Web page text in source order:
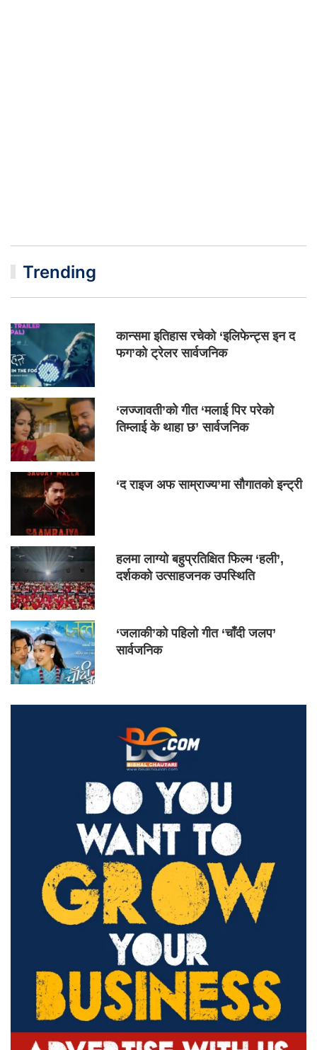
Trending
कान्समा इतिहास रचेको ‘इलिफेन्ट्स इन द
फग’को ट्रेलर सार्वजनिक
‘लज्जावती’को गीत ‘मलाई पिर परेको
तिम्लाई के थाहा छ’ सार्वजनिक
‘द राइज अफ साम्राज्य’मा सौगातको इन्ट्री
हलमा लाग्यो बहुप्रतिक्षित फिल्म ‘हली’,
दर्शकको उत्साहजनक उपस्थिति
‘जलाकी’को पहिलो गीत ‘चाँदी जलप’
सार्वजनिक